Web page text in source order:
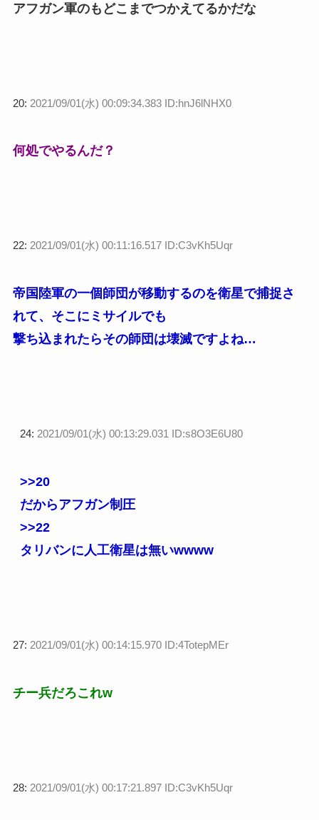
アフガン軍のもどこまでつかえてるかだな
20: 2021/09/01(水) 00:09:34.383 ID:hnJ6lNHX0
何処でやるんだ？
22: 2021/09/01(水) 00:11:16.517 ID:C3vKh5Uqr
帝国陸軍の一個師団が移動するのを衛星で捕捉さ
れて、そこにミサイルでも
撃ち込まれたらその師団は壊滅ですよね…
24: 2021/09/01(水) 00:13:29.031 ID:s8O3E6U80
>>20
だからアフガン制圧
>>22
タリバンに人工衛星は無いwwww
27: 2021/09/01(水) 00:14:15.970 ID:4TotepMEr
チー兵だろこれw
28: 2021/09/01(水) 00:17:21.897 ID:C3vKh5Uqr